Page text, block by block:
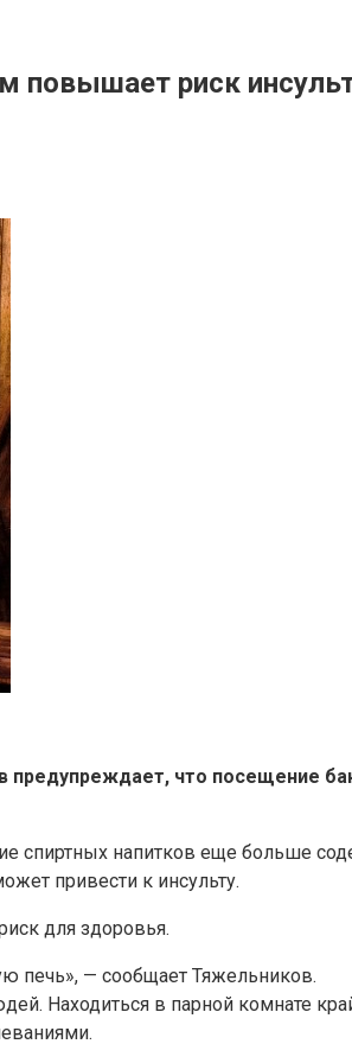
риск
что посещение
напитков еще больше
привести к инсульту.
для здоровья.
печь», — сообщает Тяжельников.
Находиться в парной комнате